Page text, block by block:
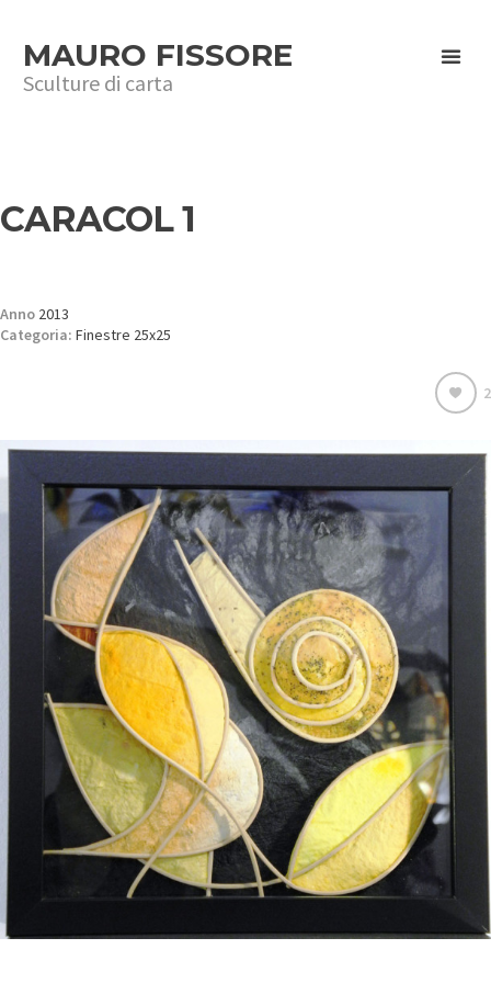
MAURO FISSORE
Sculture di carta
CARACOL 1
Anno 2013
Categoria: Finestre 25x25
2